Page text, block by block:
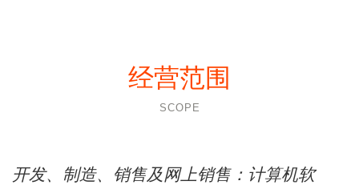
经营范围
SCOPE
开发、制造、销售及网上销售：计算机软